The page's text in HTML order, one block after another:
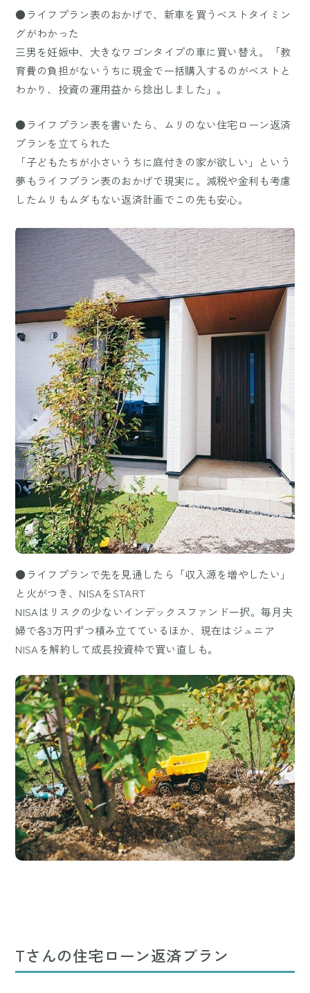
●ライフプラン表のおかげで、新車を買うベストタイミン
グがわかった
三男を妊娠中、大きなワゴンタイプの車に買い替え。「教
育費の負担がないうちに現金で一括購入するのがベストと
わかり、投資の運用益から捻出しました」。
●ライフプラン表を書いたら、ムリのない住宅ローン返済
プランを立てられた
「子どもたちが小さいうちに庭付きの家が欲しい」という
夢もライフプラン表のおかげで現実に。減税や金利も考慮
したムリもムダもない返済計画でこの先も安心。
●ライフプランで先を見通したら「収入源を増やしたい」
と火がつき、NISAをSTART
NISAはリスクの少ないインデックスファンド一択。毎月夫
婦で各3万円ずつ積み立てているほか、現在はジュニア
NISAを解約して成長投資枠で買い直しも。
Tさんの住宅ローン返済プラン